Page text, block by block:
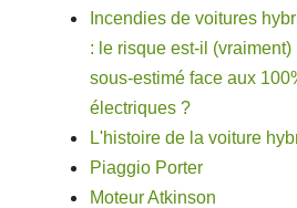
Incendies de voitures
: le risque est-il (vraiment)
sous-estimé face aux
électriques ?
L'histoire de la voiture
Piaggio Porter
Moteur Atkinson